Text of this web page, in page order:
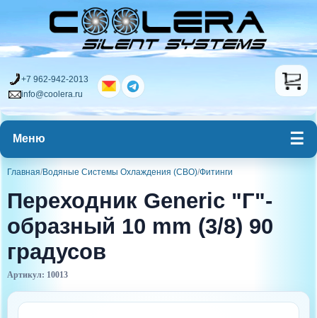
+7 962-942-2013
info@coolera.ru
Меню
Главная/Водяные Системы Охлаждения (СВО)/Фитинги
Переходник Generic "Г"-
образный 10 mm (3/8) 90
градусов
Артикул: 10013